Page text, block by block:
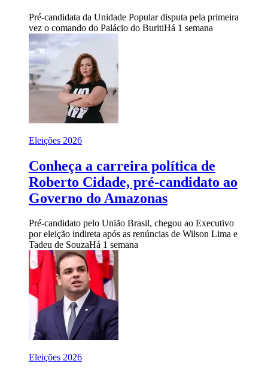
Pré-candidata da Unidade Popular disputa pela primeira
vez o comando do Palácio do BuritiHá 1 semana
Eleições 2026
Conheça a carreira política de
Roberto Cidade, pré-candidato ao
Governo do Amazonas
Pré-candidato pelo União Brasil, chegou ao Executivo
por eleição indireta após as renúncias de Wilson Lima e
Tadeu de SouzaHá 1 semana
Eleições 2026